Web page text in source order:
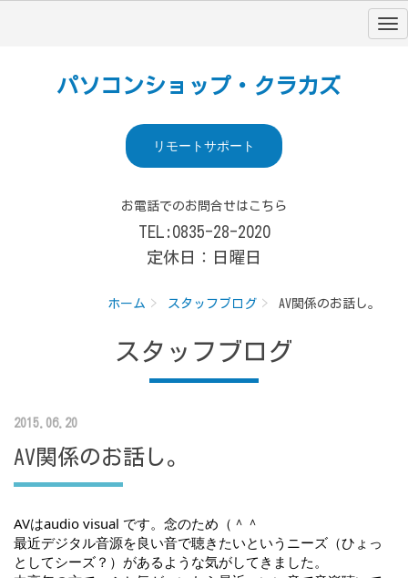
パソコンショップ・クラカズ
リモートサポート
お電話でのお問合せはこちら
TEL:0835-28-2020
定休日：日曜日
ホーム スタッフブログ AV関係のお話し。
スタッフブログ
2015.06.20
AV関係のお話し。
AVはaudio visual です。念のため（＾＾
最近デジタル音源を良い音で聴きたいというニーズ（ひょっ
としてシーズ？）があるような気がしてきました。